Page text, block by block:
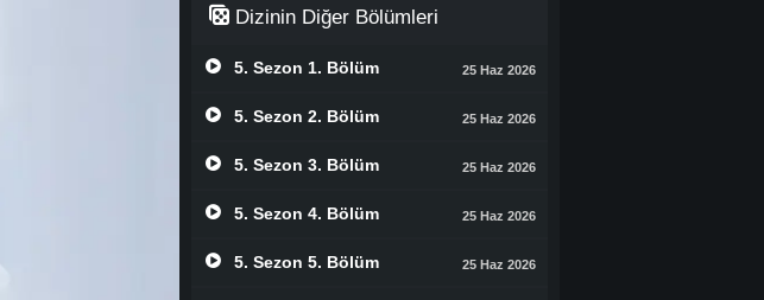
Dizinin Diğer Bölümleri
5. Sezon 1. Bölüm 25 Haz 2026
5. Sezon 2. Bölüm 25 Haz 2026
5. Sezon 3. Bölüm 25 Haz 2026
5. Sezon 4. Bölüm 25 Haz 2026
5. Sezon 5. Bölüm 25 Haz 2026